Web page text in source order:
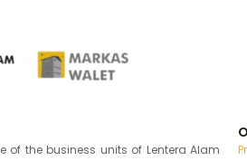
of the business units of Lentera Alam